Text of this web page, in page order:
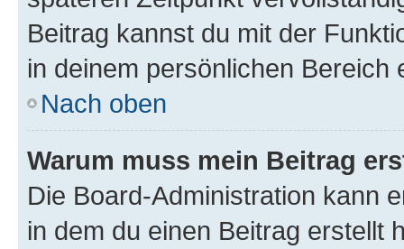
Beitrag kannst du mit der
in deinem persönlichen Bereich
Nach oben
Warum muss mein Beitrag
Die Board-Administration kann
in dem du einen Beitrag erstellt